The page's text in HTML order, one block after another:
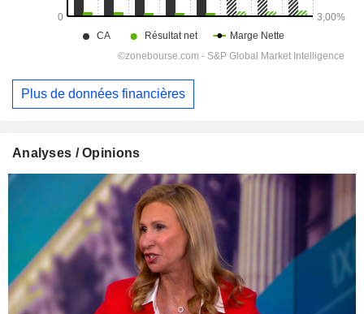
Plus de données financières
Analyses / Opinions